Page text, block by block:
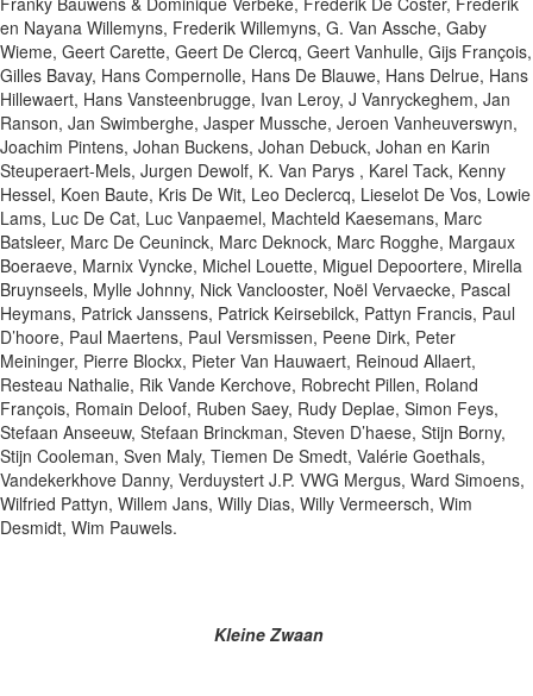
en Nayana Willemyns, Frederik Willemyns, G. Van Assche, Gaby
Wieme, Geert Carette, Geert De Clercq, Geert Vanhulle, Gijs François,
Gilles Bavay, Hans Compernolle, Hans De Blauwe, Hans Delrue, Hans
Hillewaert, Hans Vansteenbrugge, Ivan Leroy, J Vanryckeghem, Jan
Ranson, Jan Swimberghe, Jasper Mussche, Jeroen Vanheuverswyn,
Joachim Pintens, Johan Buckens, Johan Debuck, Johan en Karin
Steuperaert-Mels, Jurgen Dewolf, K. Van Parys , Karel Tack, Kenny
Hessel, Koen Baute, Kris De Wit, Leo Declercq, Lieselot De Vos, Lowie
Lams, Luc De Cat, Luc Vanpaemel, Machteld Kaesemans, Marc
Batsleer, Marc De Ceuninck, Marc Deknock, Marc Rogghe, Margaux
Boeraeve, Marnix Vyncke, Michel Louette, Miguel Depoortere, Mirella
Bruynseels, Mylle Johnny, Nick Vanclooster, Noël Vervaecke, Pascal
Heymans, Patrick Janssens, Patrick Keirsebilck, Pattyn Francis, Paul
D’hoore, Paul Maertens, Paul Versmissen, Peene Dirk, Peter
Meininger, Pierre Blockx, Pieter Van Hauwaert, Reinoud Allaert,
Resteau Nathalie, Rik Vande Kerchove, Robrecht Pillen, Roland
François, Romain Deloof, Ruben Saey, Rudy Deplae, Simon Feys,
Stefaan Anseeuw, Stefaan Brinckman, Steven D’haese, Stijn Borny,
Stijn Cooleman, Sven Maly, Tiemen De Smedt, Valérie Goethals,
Vandekerkhove Danny, Verduystert J.P. VWG Mergus, Ward Simoens,
Wilfried Pattyn, Willem Jans, Willy Dias, Willy Vermeersch, Wim
Desmidt, Wim Pauwels.
Kleine Zwaan